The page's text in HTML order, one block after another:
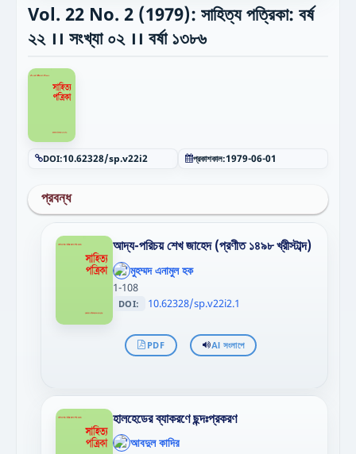
Vol. 22 No. 2 (1979): সাহিত্য পত্রিকা: বর্ষ
২২ ।। সংখ্যা ০২ ।। বর্ষা ১৩৮৬
DOI:10.62328/sp.v22i2 প্রকাশকাল:1979-06-01
প্রবন্ধ
আদ্য-পরিচয় শেখ জাহেদ (প্রণীত ১৪৯৮ খ্রীস্টাব্দ)
';
};"
>
মুহম্মদ এনামুল হক
1-108
DOI: 10.62328/sp.v22i2.1
PDF AI সংলাপে
হালহেডের ব্যাকরণে ছন্দঃপ্রকরণ
';
};"আবদুল কাদির